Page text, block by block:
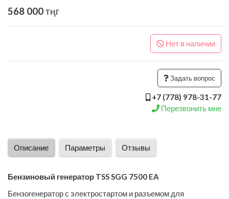
568 000тңг
Нет в наличии
Задать вопрос
+7 (778) 978-31-77
Перезвонить мне
Описание Параметры Отзывы
Бензиновый генератор TSS SGG 7500 EA
Бензогенератор с электростартом и разъемом для